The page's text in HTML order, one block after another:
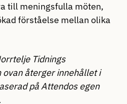
till meningsfulla möten,
förståelse mellan olika
Tidnings
återger innehållet i
på Attendos egen